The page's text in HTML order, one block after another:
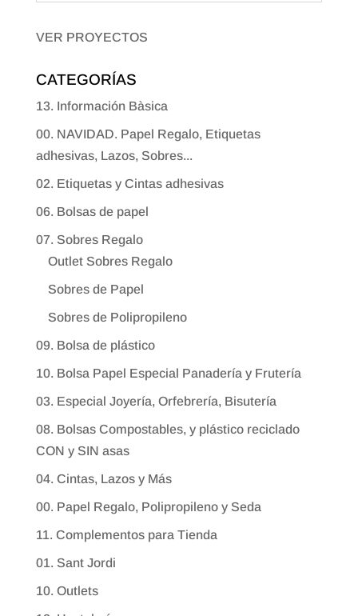
VER PROYECTOS
CATEGORÍAS
13. Información Bàsica
00. NAVIDAD. Papel Regalo, Etiquetas
adhesivas, Lazos, Sobres...
02. Etiquetas y Cintas adhesivas
06. Bolsas de papel
07. Sobres Regalo
Outlet Sobres Regalo
Sobres de Papel
Sobres de Polipropileno
09. Bolsa de plástico
10. Bolsa Papel Especial Panadería y Frutería
03. Especial Joyería, Orfebrería, Bisutería
08. Bolsas Compostables, y plástico reciclado
CON y SIN asas
04. Cintas, Lazos y Más
00. Papel Regalo, Polipropileno y Seda
11. Complementos para Tienda
01. Sant Jordi
10. Outlets